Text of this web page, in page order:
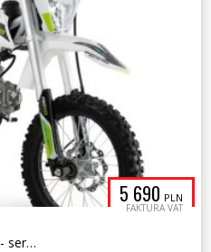
5 690 PLN
FAKTURA VAT
Cross PitGang 140 XD Enduro - serwis startowy gratis !!!